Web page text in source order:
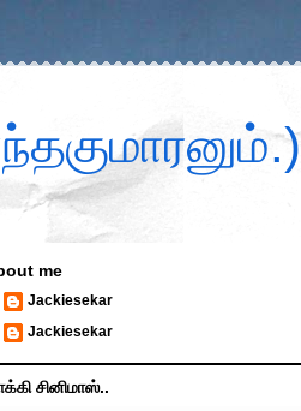
me
Jackiesekar
Jackiesekar
சினிமாஸ்..